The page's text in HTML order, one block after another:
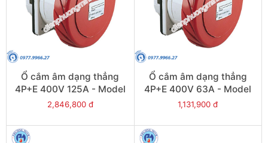
Ổ cắm âm dạng thẳng
4P+E 400V 125A - Model
81695
2,846,800 đ
Ổ cắm âm dạng thẳng
4P+E 400V 63A - Model
81683
1,131,900 đ